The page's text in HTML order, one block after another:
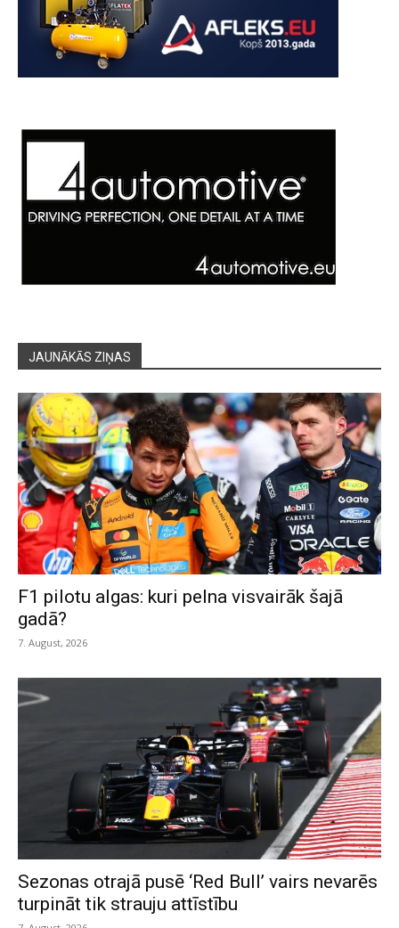
JAUNĀKĀS ZIŅAS
F1 pilotu algas: kuri pelna visvairāk šajā
gadā?
7. August, 2026
Sezonas otrajā pusē ‘Red Bull’ vairs nevarēs
turpināt tik strauju attīstību